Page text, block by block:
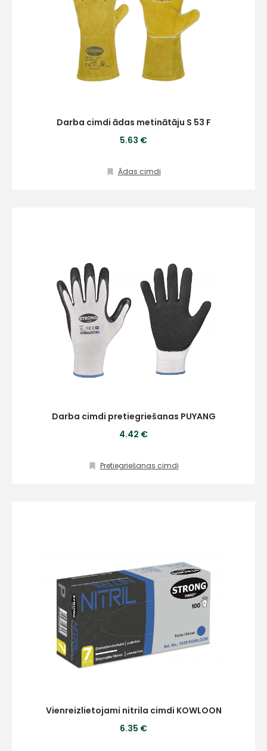
Darba cimdi ādas metinātāju S 53 F
5.63 €
Ādas cimdi
Darba cimdi pretiegriešanas PUYANG
4.42 €
Pretiegriešanas cimdi
Vienreizlietojami nitrila cimdi KOWLOON
6.35 €
Kontakttālrunis
Ziņojums
Piekrītu SIA Hards
Sūtīt ziņojumu
Klientu
atbalsts
Darbdienās:
186